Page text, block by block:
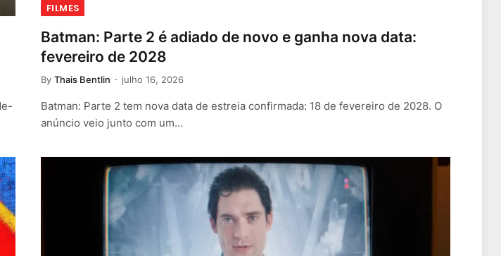
FILMES
Batman: Parte 2 é adiado de novo e ganha nova data:
fevereiro de 2028
By Thais Bentlin julho 16, 2026
Batman: Parte 2 tem nova data de estreia confirmada: 18 de fevereiro de 2028. O
anúncio veio junto com um…